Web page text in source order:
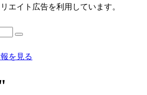
エイト広告を利用しています。
を見る